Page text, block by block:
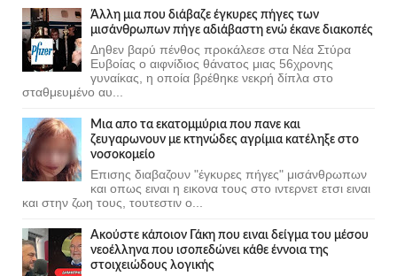
Άλλη μια που διάβαζε έγκυρες πήγες των
μισάνθρωπων πήγε αδιάβαστη ενώ έκανε διακοπές
Δηθεν βαρύ πένθος προκάλεσε στα Νέα Στύρα
Ευβοίας ο αιφνίδιος θάνατος μιας 56χρονης
γυναίκας, η οποία βρέθηκε νεκρή δίπλα στο
σταθμευμένο αυ...
Μια απο τα εκατομμύρια που πανε και
ζευγαρωνουν με κτηνώδες αγρίμια κατέληξε στο
νοσοκομείο
Επισης διαβαζουν "έγκυρες πήγες" μισάνθρωπων
και οπως ειναι η εικονα τους στο ιντερνετ ετσι ειναι
και στην ζωη τους, τουτεστιν ο...
Ακούστε κάποιον Γάκη που ειναι δείγμα του μέσου
νεοέλληνα που ισοπεδώνει κάθε έννοια της
στοιχειώδους λογικής